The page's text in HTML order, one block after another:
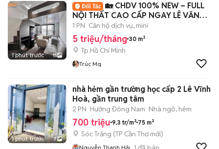
1 phút trước 11
🏡 CHDV 100% NEW – FULL
NỘI THẤT CAO CẤP NGAY LÊ VĂN
QUỚI, BÌNH TÂN ✨
1 PN Căn hộ dịch vụ, mini
5 triệu/tháng 30 m²
Tp Hồ Chí Minh
Trúc Mq
1 phút trước 7
nhà hẻm gần trường học cấp 2 Lê Vĩnh
Hoà, gần trung tâm
2 PN Hướng Đông Nam Nhà ngõ, hẻm
700 triệu 9,3 tr/m² 75 m²
Sóc Trăng (TP Cần Thơmới)
Nguyễn Thanh Hải